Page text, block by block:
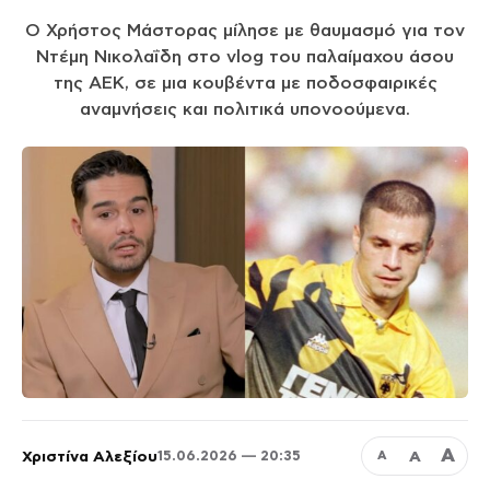
Ο Χρήστος Μάστορας μίλησε με θαυμασμό για τον
Ντέμη Νικολαΐδη στο vlog του παλαίμαχου άσου
της ΑΕΚ, σε μια κουβέντα με ποδοσφαιρικές
αναμνήσεις και πολιτικά υπονοούμενα.
Χριστίνα Αλεξίου15.06.2026 — 20:35 Α Α Α